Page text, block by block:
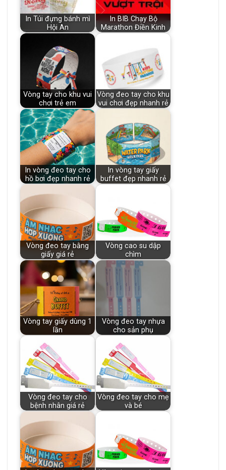
In Túi đựng bánh mì
Hội An
In BIB Chạy Bộ
Marathon Điền Kinh
Vòng tay cho khu vui
chơi trẻ em
Vòng đeo tay cho khu
vui chơi đẹp nhanh rẻ
In vòng đeo tay cho
hồ bơi đẹp nhanh rẻ
In vòng tay giấy
buffet đẹp nhanh rẻ
Vòng đeo tay bằng
giấy giá rẻ
Vòng cao su dập
chìm
Vòng tay giấy dùng 1
lần
Vòng đeo tay nhựa
cho sản phụ
Vòng đeo tay cho
bệnh nhân giá rẻ
Vòng đeo tay cho mẹ
và bé